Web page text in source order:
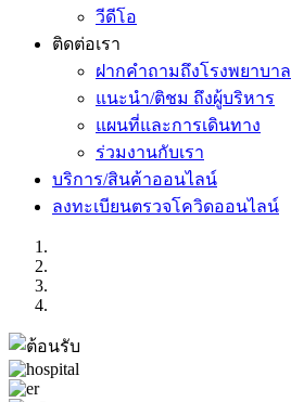
วีดีโอ
ติดต่อเรา
ฝากคำถามถึงโรงพยาบาล
แนะนำ/ติชม ถึงผู้บริหาร
แผนที่และการเดินทาง
ร่วมงานกับเรา
บริการ/สินค้าออนไลน์
ลงทะเบียนตรวจโควิดออนไลน์